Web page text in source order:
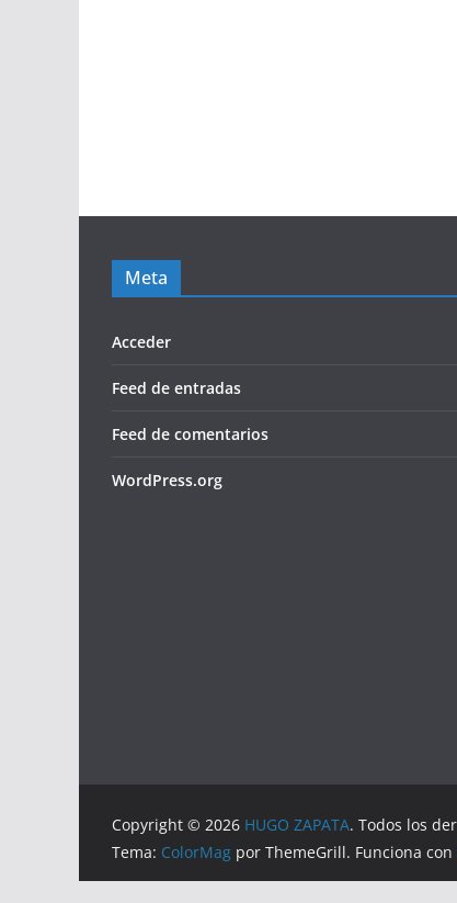
Meta
Acceder
Feed de entradas
Feed de comentarios
WordPress.org
Copyright © 2026 HUGO ZAPATA. Todos los
Tema: ColorMag por ThemeGrill. Funciona con